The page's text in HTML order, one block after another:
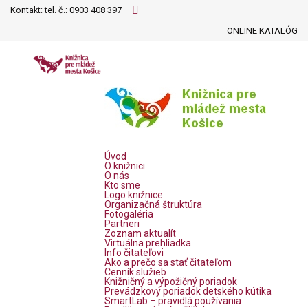
Kontakt: tel. č.: 0903 408 397
ONLINE KATALÓG
Úvod
O knižnici
O nás
Kto sme
Logo knižnice
Organizačná štruktúra
Fotogaléria
Partneri
Zoznam aktualít
Virtuálna prehliadka
Info čitateľovi
Ako a prečo sa stať čitateľom
Cenník služieb
Knižničný a výpožičný poriadok
Prevádzkový poriadok detského kútika
SmartLab – pravidlá používania